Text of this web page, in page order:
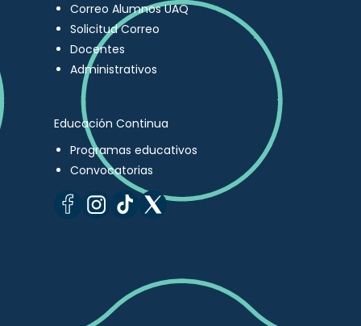
Correo Alumnos UAQ
Solicitud Correo
Docentes
Administrativos
Educación Continua
Programas educativos
Convocatorias